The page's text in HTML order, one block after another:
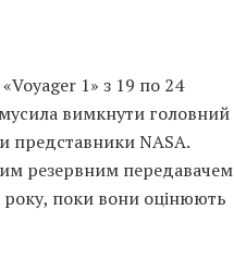
1» з 19 по 24
вимкнути головний
представники NASA.
резервним передавачем
року, поки вони оцінюють